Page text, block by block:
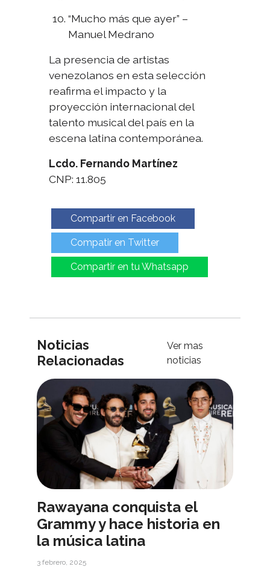
“Mucho más que ayer” –
Manuel Medrano
La presencia de artistas
venezolanos en esta selección
reafirma el impacto y la
proyección internacional del
talento musical del país en la
escena latina contemporánea.
Lcdo. Fernando Martínez
CNP: 11.805
Compartir en Facebook
Compatir en Twitter
Compartir en tu Whatsapp
Noticias
Relacionadas
Ver mas
noticias
Rawayana conquista el
Grammy y hace historia en
la música latina
3 febrero, 2025